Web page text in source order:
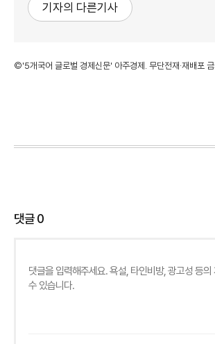
기자의 다른기사
©'5개국어 글로벌 경제신문' 아주경제. 무단전재·재배포 금
댓글0